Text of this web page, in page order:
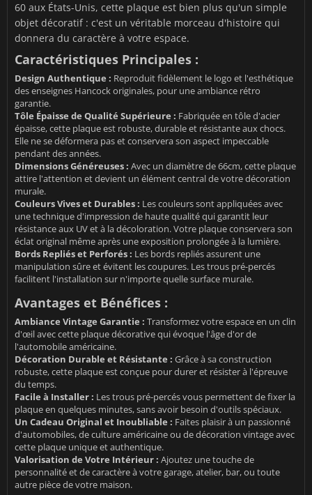
60 aux États-Unis, cette plaque est bien plus qu'un simple
objet décoratif : c'est un véritable morceau d'histoire qui
donnera du caractère à votre espace.
Caractéristiques Principales :
Design Authentique : Reproduit fidèlement le logo et l'esthétique
des enseignes Hancock originales, pour une ambiance rétro
garantie.
Tôle Épaisse de Qualité Supérieure : Fabriquée en tôle d'acier
épaisse, cette plaque est robuste, durable et résistante aux chocs.
Elle ne se déformera pas et conservera son aspect impeccable
pendant des années.
Dimensions Généreuses : Avec un diamètre de 66cm, cette plaque
attire l'attention et devient un élément central de votre décoration
murale.
Couleurs Vives et Durables : Les couleurs sont appliquées avec
une technique d'impression de haute qualité qui garantit leur
résistance aux UV et à la décoloration. Votre plaque conservera son
éclat original même après une exposition prolongée à la lumière.
Bords Repliés et Perforés : Les bords repliés assurent une
manipulation sûre et évitent les coupures. Les trous pré-percés
facilitent l'installation sur n'importe quelle surface murale.
Avantages et Bénéfices :
Ambiance Vintage Garantie : Transformez votre espace en un clin
d'œil avec cette plaque décorative qui évoque l'âge d'or de
l'automobile américaine.
Décoration Durable et Résistante : Grâce à sa construction
robuste, cette plaque est conçue pour durer et résister à l'épreuve
du temps.
Facile à Installer : Les trous pré-percés vous permettent de fixer la
plaque en quelques minutes, sans avoir besoin d'outils spéciaux.
Un Cadeau Original et Inoubliable : Faites plaisir à un passionné
d'automobiles, de culture américaine ou de décoration vintage avec
cette plaque unique et authentique.
Valorisation de Votre Intérieur : Ajoutez une touche de
personnalité et de caractère à votre garage, atelier, bar, ou toute
autre pièce de votre maison.